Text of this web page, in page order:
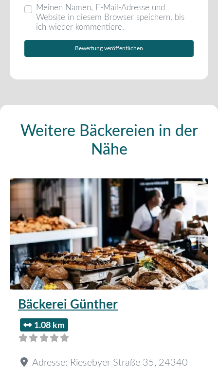
Meinen Namen, E-Mail-Adresse und
Website in diesem Browser speichern, bis
ich wieder kommentiere.
Weitere Bäckereien in der
Nähe
Bäckerei Günther
1.08 km
Adresse: Riesebyer Straße 35, 24340